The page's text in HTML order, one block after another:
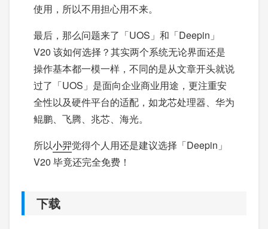
使用，所以不用担心用不来。
最后，那么问题来了「UOS」和「Deepin」
V20 该如何选择？其实两个系统无论界面还是
操作基本都一模一样，不同的是从文章开头就说
过了「UOS」是面向企业商业用途，更注重安
全性以及硬件平台的适配，如龙芯处理器、华为
鲲鹏、飞腾、兆芯、海光。
所以小羿觉得个人用还是建议选择「Deepin」
V20 毕竟还完全免费！
下载